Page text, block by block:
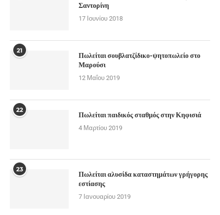
Σαντορίνη
17 Ιουνίου 2018
21
Πωλείται σουβλατζίδικο-ψητοπωλείο στο
Μαρούσι
12 Μαΐου 2019
22 Πωλείται παιδικός σταθμός στην Κηφισιά
4 Μαρτίου 2019
23
Πωλείται αλυσίδα καταστημάτων γρήγορης
εστίασης
7 Ιανουαρίου 2019